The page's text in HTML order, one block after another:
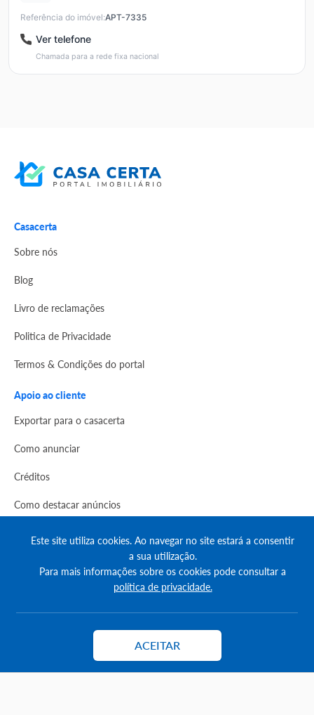
Referência do imóvel:APT-7335
Ver telefone
Chamada para a rede fixa nacional
Casacerta
Sobre nós
Blog
Livro de reclamações
Politica de Privacidade
Termos & Condições do portal
Apoio ao cliente
Exportar para o casacerta
Como anunciar
Créditos
Como destacar anúncios
Agenda Imobilária
Simulador de Crédito
Este site utiliza cookies. Ao navegar no site estará a consentir
a sua utilização.
Para mais informações sobre os cookies pode consultar a
política de privacidade.
ACEITAR